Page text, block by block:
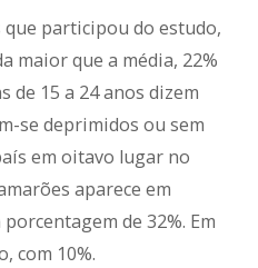
participou do estudo,
maior que a média, 22%
de 15 a 24 anos dizem
se deprimidos ou sem
em oitavo lugar no
aparece em
de 32%. Em
com 10%.